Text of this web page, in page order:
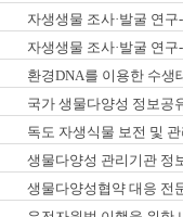
자생생물 조사·발굴 연
자생생물 조사·발굴 연
환경DNA를 이용한 수생
국가 생물다양성 정보공
독도 자생식물 보전 및
생물다양성 관리기관 정
생물다양성협약 대응 전